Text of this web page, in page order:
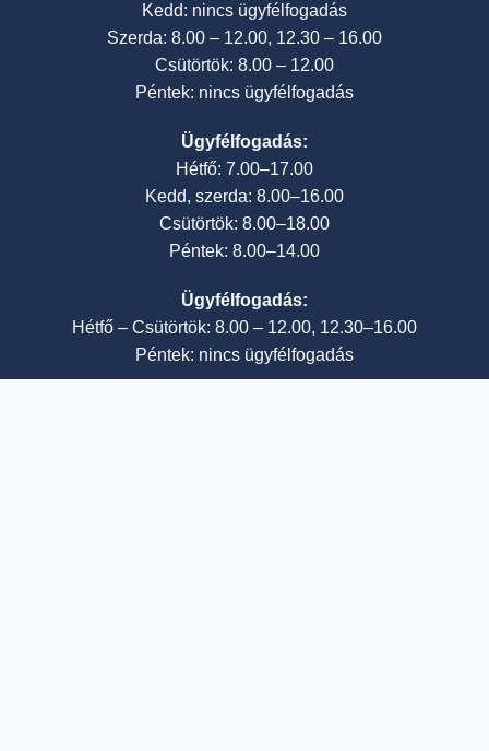
Kedd: nincs ügyfélfogadás
Szerda: 8.00 – 12.00, 12.30 – 16.00
Csütörtök: 8.00 – 12.00
Péntek: nincs ügyfélfogadás
Ügyfélfogadás:
Hétfő: 7.00–17.00
Kedd, szerda: 8.00–16.00
Csütörtök: 8.00–18.00
Péntek: 8.00–14.00
Ügyfélfogadás:
Hétfő – Csütörtök: 8.00 – 12.00, 12.30–16.00
Péntek: nincs ügyfélfogadás